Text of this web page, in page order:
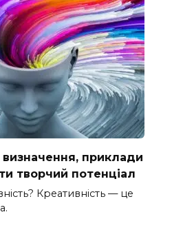
визначення, приклади
творчий потенціал
Креативність — це